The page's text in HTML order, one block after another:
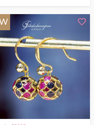
ค้า : 30983
บทิมสยามและพม่า Royal Legacy
พชร สองตำนานแห่งทับทิม |
Emil
129,000